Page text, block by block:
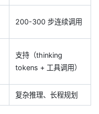
200-300 步连续调用
支持（thinking
tokens + 工具调用）
复杂推理、长程规划